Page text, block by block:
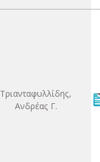
Τριανταφυλλίδης,
Ανδρέας Γ.